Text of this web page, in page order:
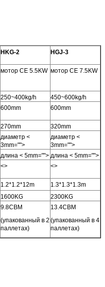
HKG-2 HGJ-3
мотор CE 5.5KW мотор CE 7.5KW
250~400kg/h
450~600kg/h
600mm 600mm
270mm
320mm
диаметр <
3mm="">
диаметр <
3mm="">
длина < 5mm=""> длина < 5mm="">
<> <>
1.2*1.2*12m
1.3*1.3*1.3m
1600KG
2300KG
9.8CBM
(упакованный в 2
паллетах)
13.4CBM
(упакованный в 4
паллетах)